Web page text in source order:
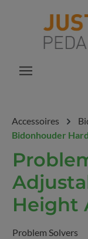
Accessoires
Bidonhouder
Height
Problem Solvers